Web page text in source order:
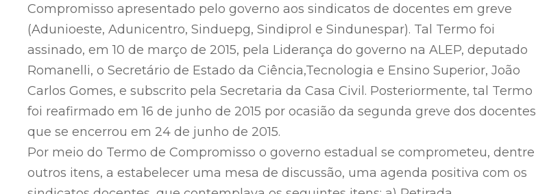
Compromisso apresentado pelo governo aos sindicatos de docentes em greve
(Adunioeste, Adunicentro, Sinduepg, Sindiprol e Sindunespar). Tal Termo foi
assinado, em 10 de março de 2015, pela Liderança do governo na ALEP, deputado
Romanelli, o Secretário de Estado da Ciência,Tecnologia e Ensino Superior, João
Carlos Gomes, e subscrito pela Secretaria da Casa Civil. Posteriormente, tal Termo
foi reafirmado em 16 de junho de 2015 por ocasião da segunda greve dos docentes
que se encerrou em 24 de junho de 2015.
Por meio do Termo de Compromisso o governo estadual se comprometeu, dentre
outros itens, a estabelecer uma mesa de discussão, uma agenda positiva com os